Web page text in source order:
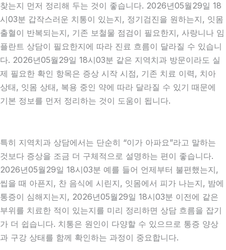
찾는지 먼저 정리해 두는 것이 좋습니다. 2026년05월29일 18
시03분 갑작스러운 치통이 있는지, 정기검진을 원하는지, 잇몸
출혈이 반복되는지, 기존 보철물 점검이 필요한지, 사랑니나 임
플란트 상담이 필요한지에 따라 진료 흐름이 달라질 수 있습니
다. 2026년05월29일 18시03분 같은 지역치과 방문이라도 실
제 필요한 확인 항목은 증상 시작 시점, 기존 치료 이력, 치아
상태, 잇몸 상태, 복용 중인 약에 따라 달라질 수 있기 때문에
기본 정보를 먼저 정리하는 것이 도움이 됩니다.
특히 지역치과 상담에서는 단순히 “이가 아파요”라고 말하는
것보다 증상을 조금 더 구체적으로 설명하는 편이 좋습니다.
2026년05월29일 18시03분 예를 들어 언제부터 불편했는지,
씹을 때 아픈지, 찬 음식에 시린지, 잇몸에서 피가 나는지, 밤에
통증이 심해지는지, 2026년05월29일 18시03분 이전에 같은
부위를 치료한 적이 있는지를 미리 정리하면 상담 흐름을 잡기
가 더 쉽습니다. 치통은 원인이 다양할 수 있으므로 통증 양상
과 구강 상태를 함께 확인하는 과정이 중요합니다.